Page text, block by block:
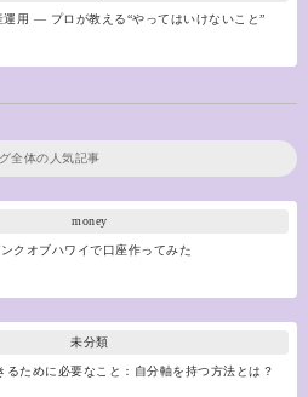
運用 ― プロが教える“やってはいけないこと”
全体の人気記事
money
クオブハワイで口座作ってみた
未分類
るために必要なこと：自分軸を持つ方法とは？